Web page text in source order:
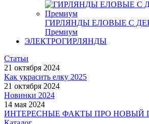
ГИРЛЯНДЫ ЕЛОВЫЕ С
Премиум
ЭЛЕКТРОГИРЛЯНДЫ
Статьи
21 октября 2024
Как украсить елку 2025
21 октября 2024
Новинки 2024
14 мая 2024
ИНТЕРЕСНЫЕ ФАКТЫ ПРО НОВЫЙ